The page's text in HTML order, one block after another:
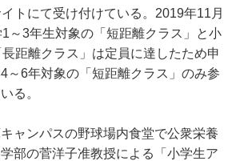
トにて受け付けている。2019年11月
～3年生対象の「短距離クラス」と小
距離クラス」は定員に達したため申
～6年対象の「短距離クラス」のみ参
る。
ャンパスの野球場内食堂で公衆栄養
部の菅洋子准教授による「小学生ア